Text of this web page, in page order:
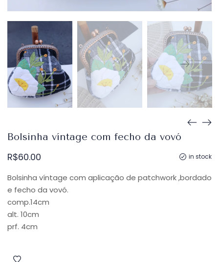
Bolsinha víntage com fecho da vovó
in stock
R$60.00
Bolsinha víntage com aplicação de patchwork ,bordado
e fecho da vovó.
comp.14cm
alt. 10cm
prf. 4cm